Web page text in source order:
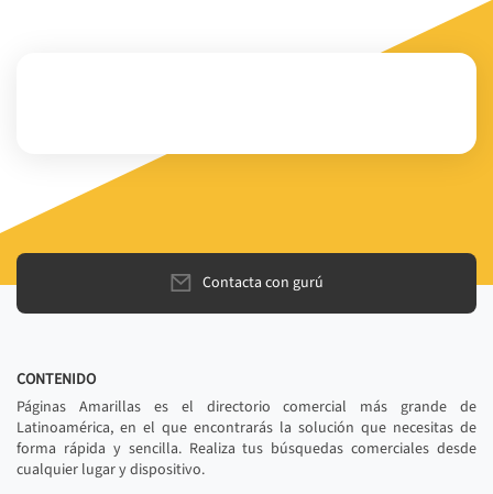
Contacta con gurú
CONTENIDO
Páginas Amarillas es el directorio comercial más grande de
Latinoamérica, en el que encontrarás la solución que necesitas de
forma rápida y sencilla. Realiza tus búsquedas comerciales desde
cualquier lugar y dispositivo.